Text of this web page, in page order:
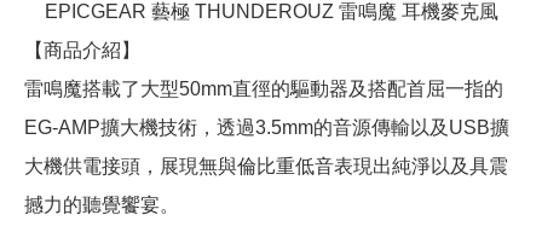
EPICGEAR 藝極 THUNDEROUZ 雷鳴魔 耳機麥克風
【商品介紹】
雷鳴魔搭載了大型50mm直徑的驅動器及搭配首屈一指的
EG-AMP擴大機技術，透過3.5mm的音源傳輸以及USB擴
大機供電接頭，展現無與倫比重低音表現出純淨以及具震
撼力的聽覺饗宴。